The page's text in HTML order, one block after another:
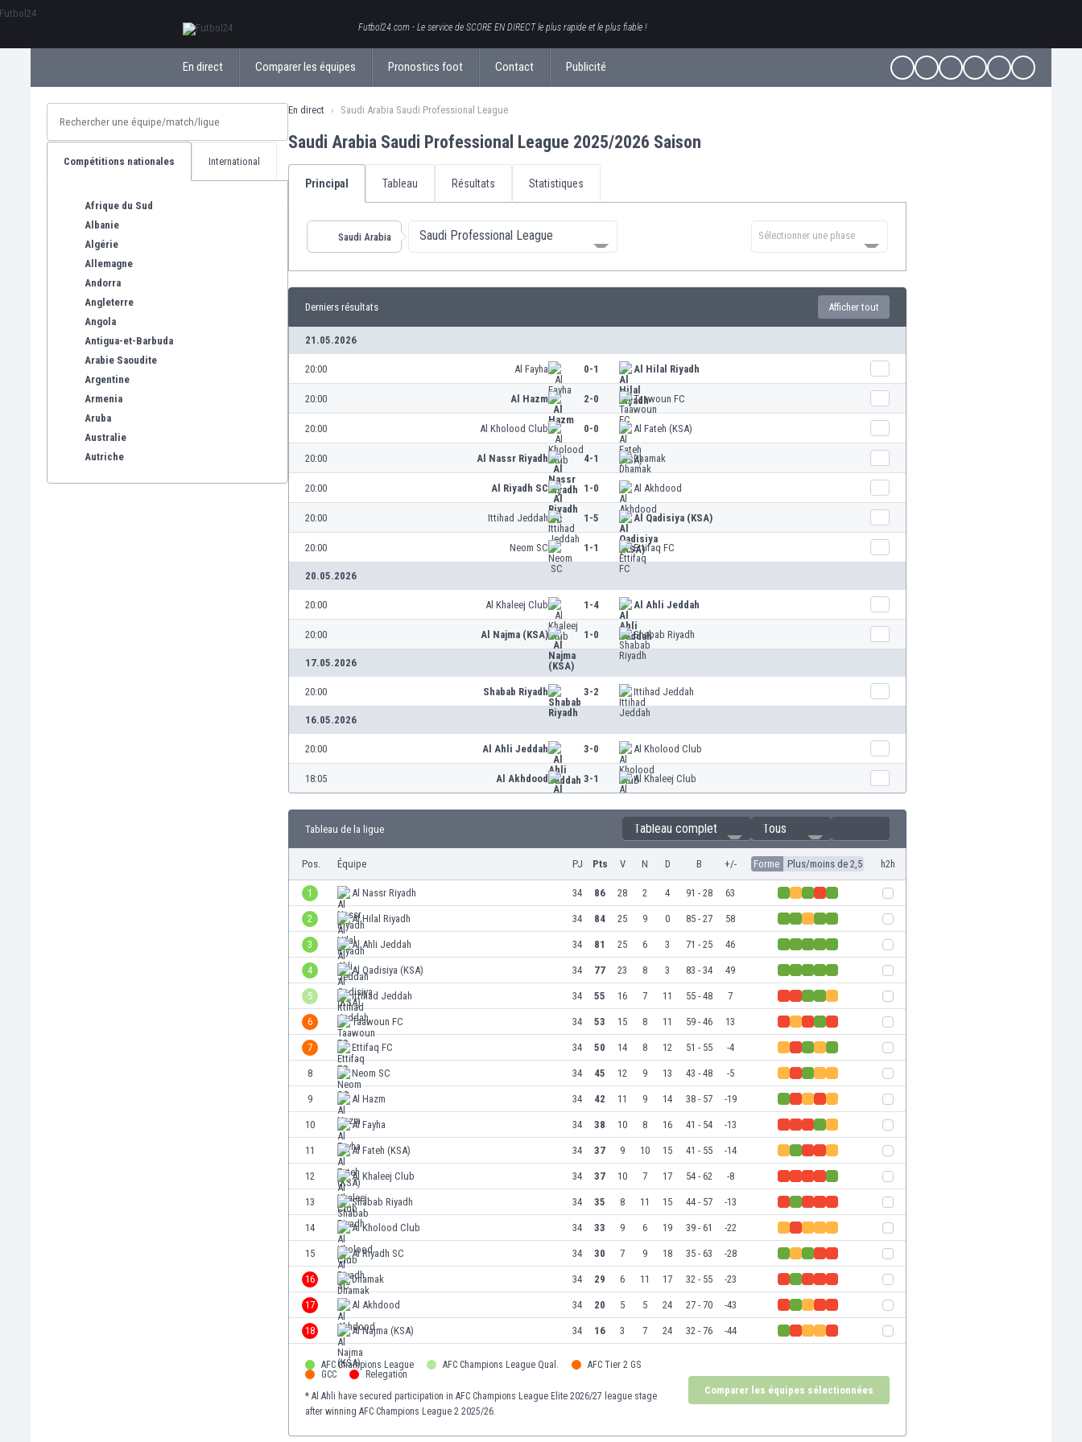
Futbol24.com - Le service de SCORE EN DIRECT le plus rapide et le plus fiable !
En direct Comparer les équipes Pronostics foot Contact Publicité
Compétitions nationales International
Afrique du Sud
Albanie
Algérie
Allemagne
Andorra
Angleterre
Angola
Antigua-et-Barbuda
Arabie Saoudite
Argentine
Armenia
Aruba
Australie
Autriche
En direct Saudi Arabia Saudi Professional League
Saudi Arabia Saudi Professional League 2025/2026 Saison
Principal Tableau Résultats Statistiques
Saudi Arabia Saudi Professional League Sélectionner une phase
Derniers résultats Afficher tout
21.05.2026
20:00 Al Fayha 0-1 Al Hilal Riyadh
20:00 Al Hazm 2-0 Taawoun FC
20:00 Al Kholood Club 0-0 Al Fateh (KSA)
20:00 Al Nassr Riyadh 4-1 Dhamak
20:00 Al Riyadh SC 1-0 Al Akhdood
20:00 Ittihad Jeddah 1-5 Al Qadisiya (KSA)
20:00 Neom SC 1-1 Ettifaq FC
20.05.2026
20:00 Al Khaleej Club 1-4 Al Ahli Jeddah
20:00 Al Najma (KSA) 1-0 Shabab Riyadh
17.05.2026
20:00 Shabab Riyadh 3-2 Ittihad Jeddah
16.05.2026
20:00 Al Ahli Jeddah 3-0 Al Kholood Club
18:05 Al Akhdood 3-1 Al Khaleej Club
Tableau de la ligue Tableau complet Tous
Pos. Équipe PJ Pts V N D B +/- Forme Plus/moins de 2,5 h2h
1 Al Nassr Riyadh 34 86 28 2 4 91 - 28 63
2 Al Hilal Riyadh 34 84 25 9 0 85 - 27 58
3 Al Ahli Jeddah 34 81 25 6 3 71 - 25 46
4 Al Qadisiya (KSA) 34 77 23 8 3 83 - 34 49
5 Ittihad Jeddah 34 55 16 7 11 55 - 48 7
6 Taawoun FC 34 53 15 8 11 59 - 46 13
7 Ettifaq FC 34 50 14 8 12 51 - 55 -4
8 Neom SC 34 45 12 9 13 43 - 48 -5
9 Al Hazm 34 42 11 9 14 38 - 57 -19
10 Al Fayha 34 38 10 8 16 41 - 54 -13
11 Al Fateh (KSA) 34 37 9 10 15 41 - 55 -14
12 Al Khaleej Club 34 37 10 7 17 54 - 62 -8
13 Shabab Riyadh 34 35 8 11 15 44 - 57 -13
14 Al Kholood Club 34 33 9 6 19 39 - 61 -22
15 Al Riyadh SC 34 30 7 9 18 35 - 63 -28
16 Dhamak 34 29 6 11 17 32 - 55 -23
17 Al Akhdood 34 20 5 5 24 27 - 70 -43
18 Al Najma (KSA) 34 16 3 7 24 32 - 76 -44
AFC Champions League AFC Champions League Qual.
AFC Tier 2 GS
GCC
Relegation
* Al Ahli have secured participation in AFC Champions League Elite 2026/27 league stage
after winning AFC Champions League 2 2025/26.
Comparer les équipes sélectionnées